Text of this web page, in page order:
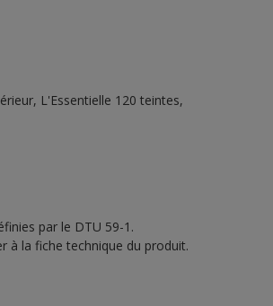
L'Essentielle 120 teintes,
par le DTU 59-1.
à la fiche technique du produit.